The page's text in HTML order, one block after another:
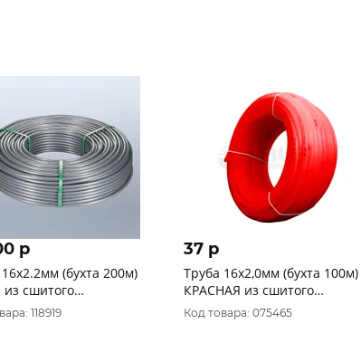
p
(бухта 200м)
сшитого
PE-Xa/EVOH
VA1622.3.C.200
118919
37 p
Труба 16х2,0мм (бухта 100м)
КРАСНАЯ из сшитого
полиэтилена PE-RT Valfex для
тёплых полов
Код товара: 075465